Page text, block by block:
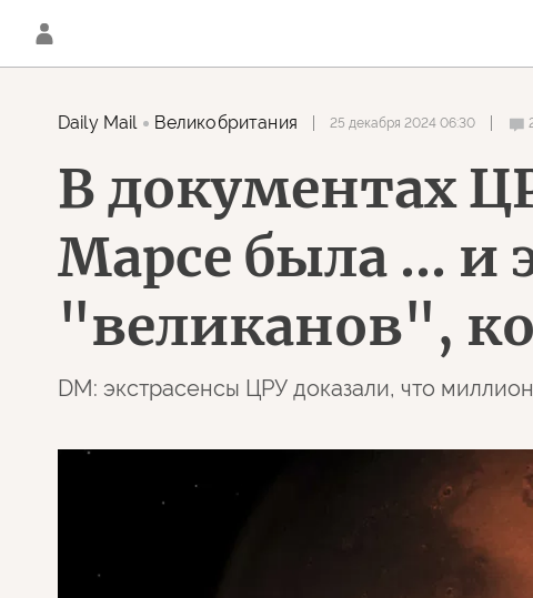
Daily Mail Великобритания 25 декабря 2024 06:30
В документах
Марсе была … и
"великанов",
DM: экстрасенсы ЦРУ доказали, что